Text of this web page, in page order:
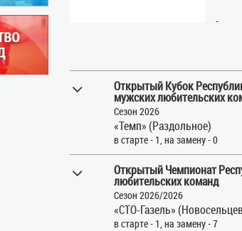
-
Открытый Кубок
мужских любительских
Сезон 2026
«Темп» (Раздольное)
в старте - 1, на замену - 0
Открытый Чемпионат
любительских команд
Сезон 2026/2026
«СТО-Газель»
в старте - 1, на замену - 7